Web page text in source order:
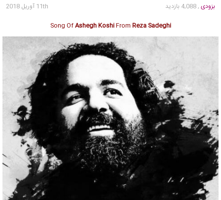
بزودی , 4,088 بازدید
11th آوریل 2018
Song OfAshegh KoshiFrom Reza Sadeghi